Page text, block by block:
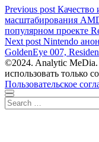
Навигация
по
записям
Previous post Previous
post:
Качество
масштабирования
популярном проекте
Next post Next
post:
Nintendo
GoldenEye 007,
©2024. Analytic MeDia.
использовать только
Пользовательское
Scroll
to
Close
Search
for: